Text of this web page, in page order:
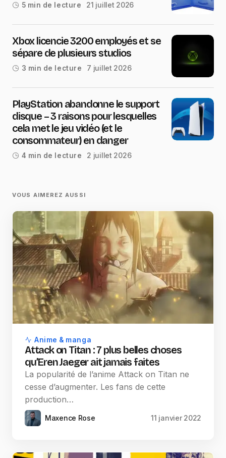
5 min de lecture 21 juillet 2026
Xbox licencie 3200 employés et se
sépare de plusieurs studios
3 min de lecture 7 juillet 2026
PlayStation abandonne le support
disque – 3 raisons pour lesquelles
cela met le jeu vidéo (et le
consommateur) en danger
4 min de lecture 2 juillet 2026
VOUS AIMEREZ AUSSI
Anime & manga
Attack on Titan : 7 plus belles choses
qu’Eren Jaeger ait jamais faites
La popularité de l’anime Attack on Titan ne
cesse d’augmenter. Les fans de cette
production…
Maxence Rose 11 janvier 2022